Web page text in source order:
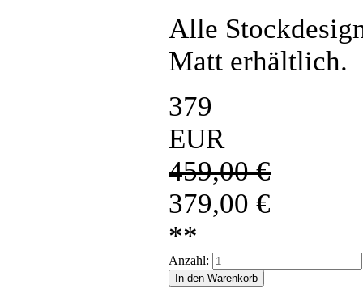
Alle
Matt erhältlich.
379
EUR
459,00€
379,00 €
**
Anzahl: